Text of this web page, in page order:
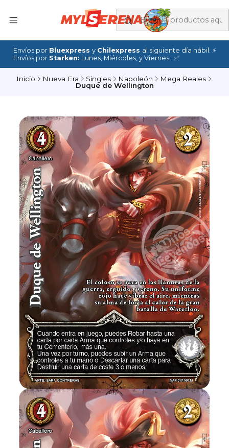
Envíos por Bluexpress y Chilexpress al siguiente día hábil. ⚡
Envíos por Starken: Lunes, Miércoles, y Viernes. ✅
Inicio Nueva Era Singles Napoleón
Mega Reales
Duque de Wellington